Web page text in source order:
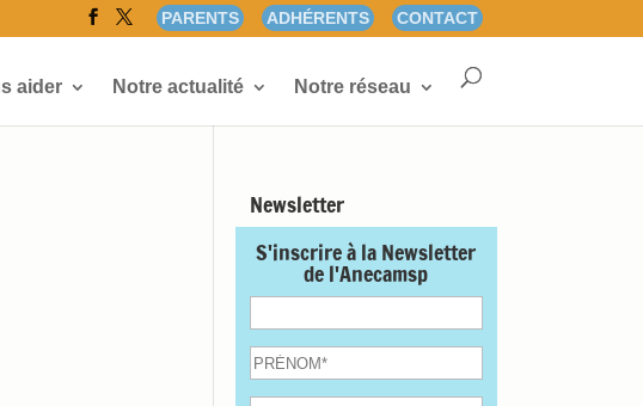
PARENTS ADHÉRENTS CONTACT
aider Notre actualité Notre réseau
Newsletter
S'inscrire à la Newsletter
de l'Anecamsp